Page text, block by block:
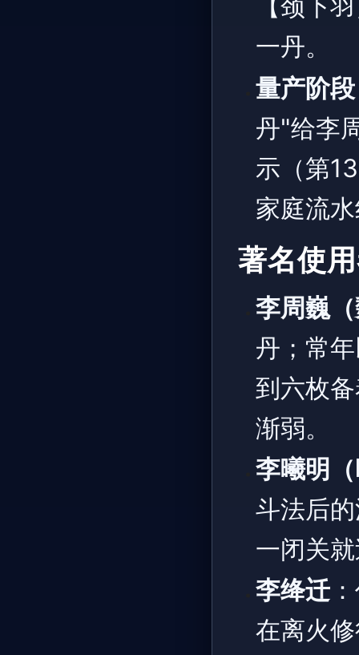
【颈下
一丹。
量产阶段
丹"给李
示（第
家庭流
著名使
李周巍
丹；常
到六枚
渐弱。
李曦明
斗法后
一闭关
李绛迁
在离火